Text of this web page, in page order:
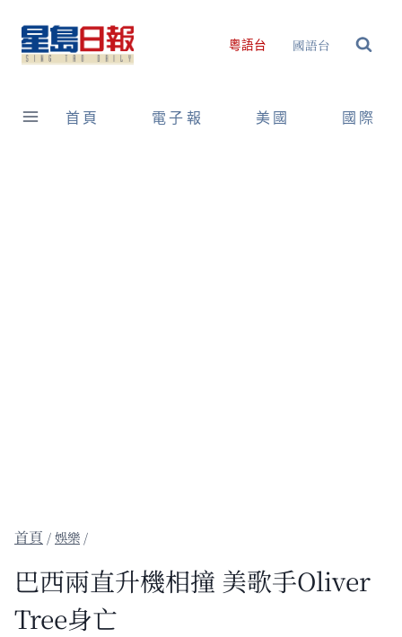
content
粵語台 國語台
首頁 電子報 美國 國際
/娛樂 /
巴西兩直升機相撞 美歌手Oliver
Tree身亡